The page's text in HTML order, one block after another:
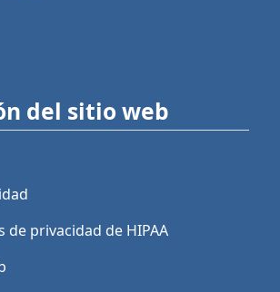
del sitio web
de privacidad de HIPAA